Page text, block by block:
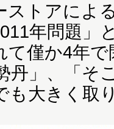
トアによ
年問題」
て僅か4年
丹」、「そ
も大きく取